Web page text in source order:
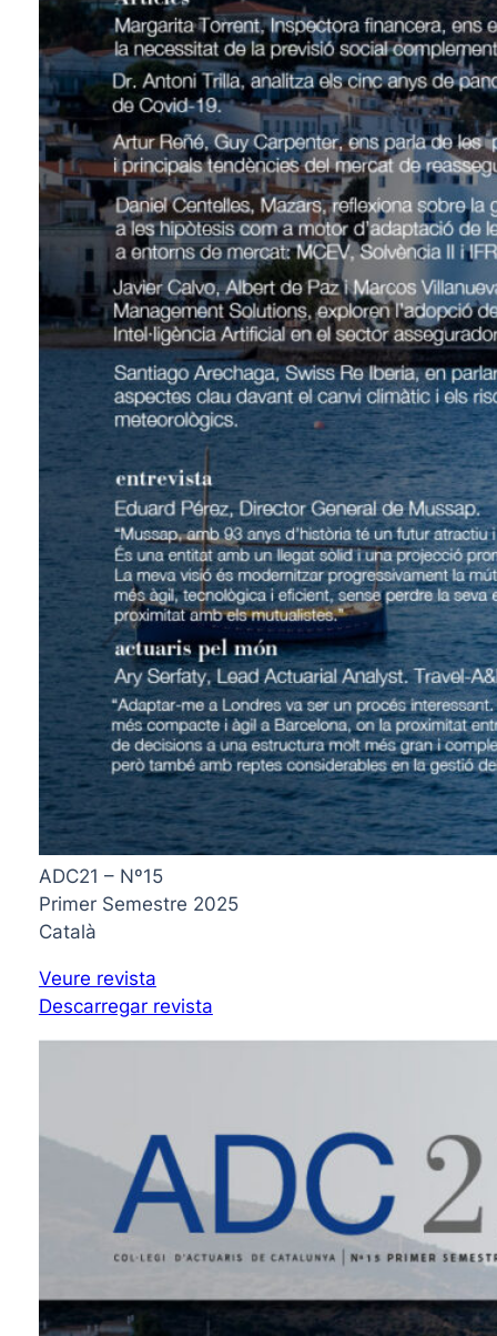
ADC21 – Nº15
Primer Semestre 2025
Català
Veure revista
Descarregar revista